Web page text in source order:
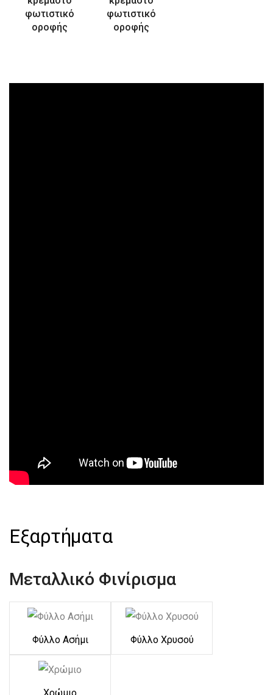
φωτιστικό
οροφής
φωτιστικό
οροφής
Εξαρτήματα
Μεταλλικό Φινίρισμα
Φύλλο Ασήμι Φύλλο Χρυσού
Χρώμιο